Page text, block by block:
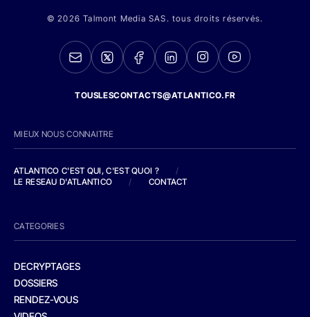
© 2026 Talmont Media SAS. tous droits réservés.
TOUSLESCONTACTS@ATLANTICO.FR
MIEUX NOUS CONNAITRE
ATLANTICO C'EST QUI, C'EST QUOI ?
/
LE RESEAU D'ATLANTICO
/ CONTACT
CATEGORIES
DECRYPTAGES
DOSSIERS
RENDEZ-VOUS